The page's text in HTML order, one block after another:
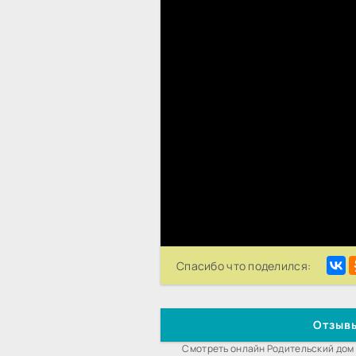
Спасибо что поделился:
Смотреть онлайн Родительский